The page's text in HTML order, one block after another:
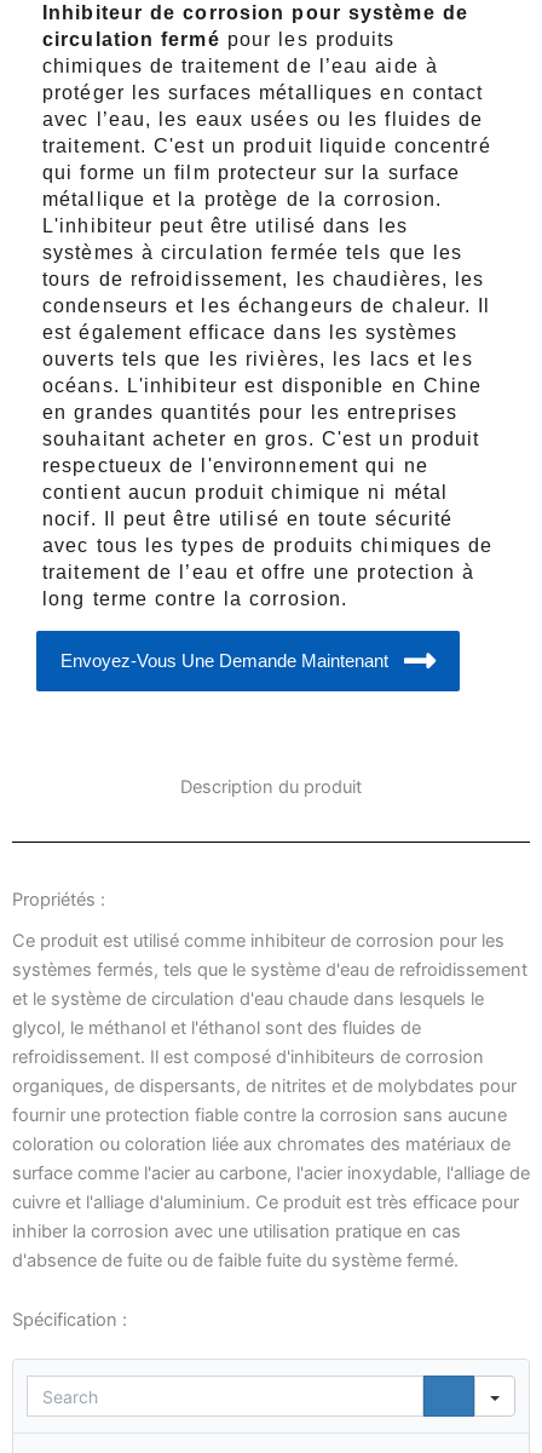
Inhibiteur de corrosion pour système de
circulation fermé pour les produits
chimiques de traitement de l’eau aide à
protéger les surfaces métalliques en contact
avec l’eau, les eaux usées ou les fluides de
traitement. C'est un produit liquide concentré
qui forme un film protecteur sur la surface
métallique et la protège de la corrosion.
L'inhibiteur peut être utilisé dans les
systèmes à circulation fermée tels que les
tours de refroidissement, les chaudières, les
condenseurs et les échangeurs de chaleur. Il
est également efficace dans les systèmes
ouverts tels que les rivières, les lacs et les
océans. L'inhibiteur est disponible en Chine
en grandes quantités pour les entreprises
souhaitant acheter en gros. C'est un produit
respectueux de l'environnement qui ne
contient aucun produit chimique ni métal
nocif. Il peut être utilisé en toute sécurité
avec tous les types de produits chimiques de
traitement de l’eau et offre une protection à
long terme contre la corrosion.
Envoyez-Vous Une Demande Maintenant
Description du produit
Propriétés :
Ce produit est utilisé comme inhibiteur de corrosion pour les
systèmes fermés, tels que le système d'eau de refroidissement
et le système de circulation d'eau chaude dans lesquels le
glycol, le méthanol et l'éthanol sont des fluides de
refroidissement. Il est composé d'inhibiteurs de corrosion
organiques, de dispersants, de nitrites et de molybdates pour
fournir une protection fiable contre la corrosion sans aucune
coloration ou coloration liée aux chromates des matériaux de
surface comme l'acier au carbone, l'acier inoxydable, l'alliage de
cuivre et l'alliage d'aluminium. Ce produit est très efficace pour
inhiber la corrosion avec une utilisation pratique en cas
d'absence de fuite ou de faible fuite du système fermé.
Spécification :